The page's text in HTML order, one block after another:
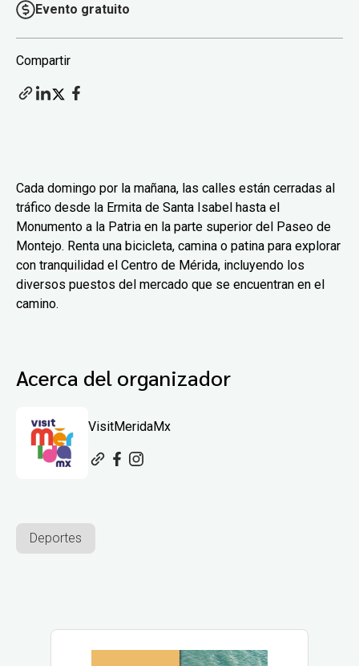
Evento gratuito
Compartir
Cada domingo por la mañana, las calles están cerradas al
tráfico desde la Ermita de Santa Isabel hasta el
Monumento a la Patria en la parte superior del Paseo de
Montejo. Renta una bicicleta, camina o patina para explorar
con tranquilidad el Centro de Mérida, incluyendo los
diversos puestos del mercado que se encuentran en el
camino.
Acerca del organizador
VisitMeridaMx
Deportes